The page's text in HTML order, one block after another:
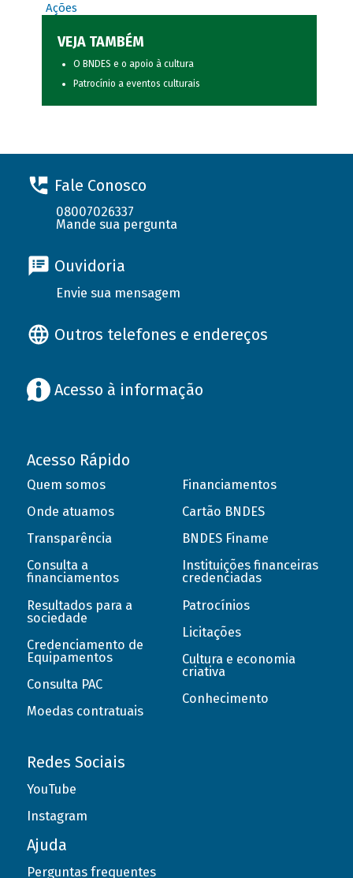
Ações
VEJA TAMBÉM
O BNDES e o apoio à cultura
Patrocínio a eventos culturais
Fale Conosco
08007026337
Mande sua pergunta
Ouvidoria
Envie sua mensagem
Outros telefones e endereços
Acesso à informação
Acesso Rápido
Quem somos
Onde atuamos
Transparência
Consulta a
financiamentos
Resultados para a
sociedade
Credenciamento de
Equipamentos
Consulta PAC
Moedas contratuais
Financiamentos
Cartão BNDES
BNDES Finame
Instituições financeiras
credenciadas
Patrocínios
Licitações
Cultura e economia
criativa
Conhecimento
Redes Sociais
YouTube
Instagram
Ajuda
Perguntas frequentes